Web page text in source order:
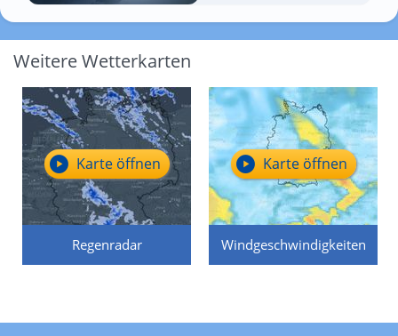
Weitere Wetterkarten
Regenradar
Karte öffnen
Windgeschwindigkeiten
Karte öffnen